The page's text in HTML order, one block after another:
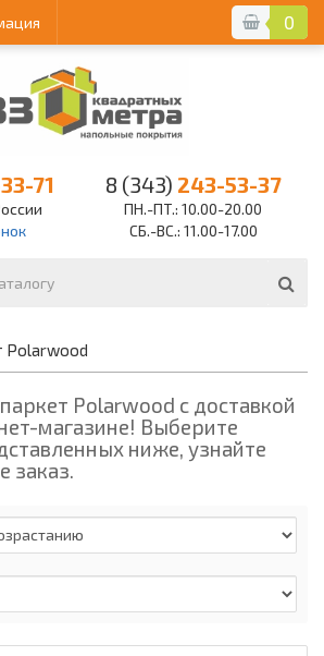
0
71 8 (343) 243-53-37
ПН.-ПТ.: 10.00-20.00
СБ.-ВС.: 11.00-17.00
Polarwood
Polarwood с доставкой
магазине! Выберите
ниже, узнайте
заказ.